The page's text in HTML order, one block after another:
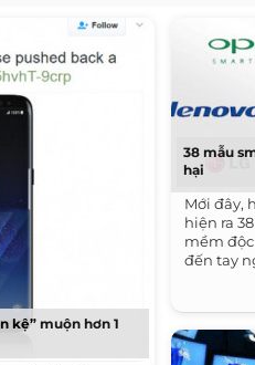
kệ” muộn hơn 1
38 mẫu
hại
Mới đây,
hiện ra
mềm
đến tay